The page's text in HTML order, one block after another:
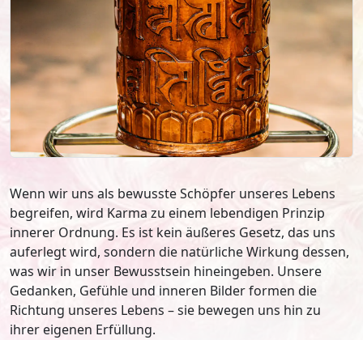
Wenn wir uns als bewusste Schöpfer unseres Lebens
begreifen, wird Karma zu einem lebendigen Prinzip
innerer Ordnung. Es ist kein äußeres Gesetz, das uns
auferlegt wird, sondern die natürliche Wirkung dessen,
was wir in unser Bewusstsein hineingeben. Unsere
Gedanken, Gefühle und inneren Bilder formen die
Richtung unseres Lebens – sie bewegen uns hin zu
ihrer eigenen Erfüllung.